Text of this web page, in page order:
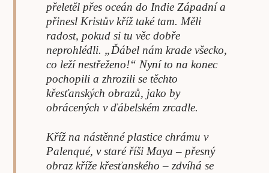
přeletěl přes oceán do Indie Západní a
přinesl Kristův kříž také tam. Měli
radost, pokud si tu věc dobře
neprohlédli. „Ďábel nám krade všecko,
co leží nestřeženo!“ Nyní to na konec
pochopili a zhrozili se těchto
křesťanských obrazů, jako by
obrácených v ďábelském zrcadle.
Kříž na nástěnné plastice chrámu v
Palenqué, v staré říši Maya – přesný
obraz kříže křesťanského – zdvíhá se